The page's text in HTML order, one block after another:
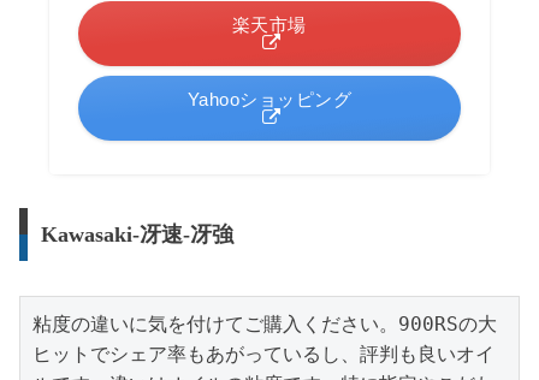
楽天市場
Yahooショッピング
Kawasaki-冴速-冴強
粘度の違いに気を付けてご購入ください。900RSの大
ヒットでシェア率もあがっているし、評判も良いオイ